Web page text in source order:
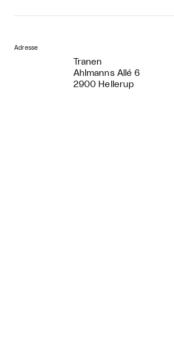
Adresse
Tranen
Ahlmanns Allé 6
2900 Hellerup